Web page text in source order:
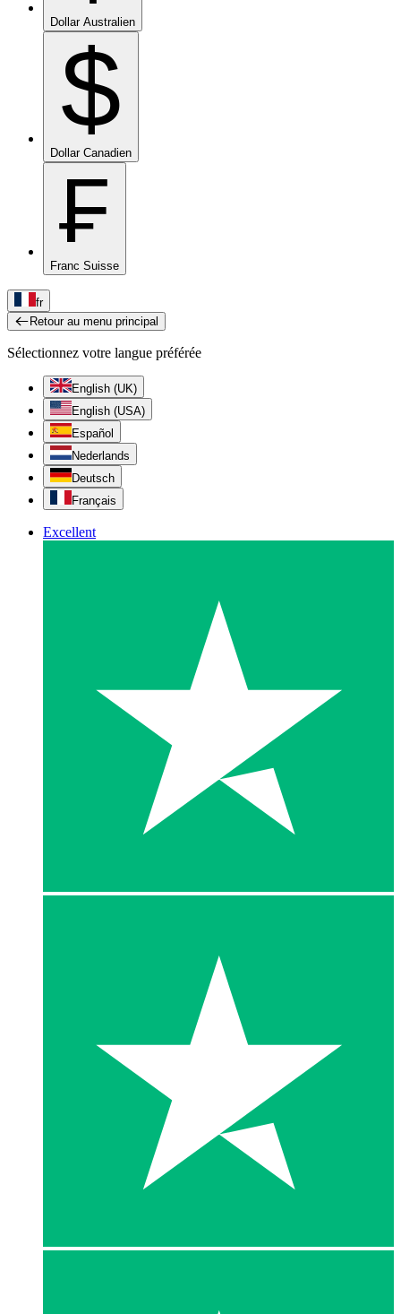
Dollar Australien
$
Dollar Canadien
₣
Franc Suisse
fr
Retour au menu principal
Sélectionnez votre langue préférée
English (UK)
English (USA)
Español
Nederlands
Deutsch
Français
Excellent